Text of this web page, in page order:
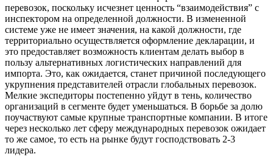
перевозок, поскольку исчезнет ценность “взаимодействия” с
инспектором на определенной должности. В измененной
системе уже не имеет значения, на какой должности, где
территориально осуществляется оформление декларации, и
это предоставляет возможность клиентам делать выбор в
пользу альтернативных логистических направлений для
импорта. Это, как ожидается, станет причиной последующего
укрупнения представителей отрасли глобальных перевозок.
Мелкие экспедиторы постепенно уйдут в тень, количество
организаций в сегменте будет уменьшаться. В борьбе за долю
поучаствуют самые крупные транспортные компании. В итоге
через несколько лет сферу международных перевозок ожидает
то же самое, то есть на рынке будут господствовать 2-3
лидера.